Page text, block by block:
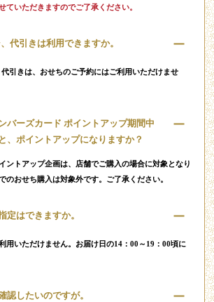
ていただきますのでご了承ください。
代引きは利用できますか。
引きは、おせちのご予約にはご利用いただけませ
バーズカード ポイントアップ期間中
、ポイントアップになりますか？
ントアップ企画は、店舗でご購入の場合に対象となり
のおせち購入は対象外です。ご了承ください。
定はできますか。
用いただけません。お届け日の14：00～19：00頃に
認したいのですが。